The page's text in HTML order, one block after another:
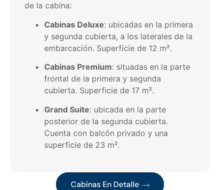
de la cabina:
Cabinas Deluxe: ubicadas en la primera
y segunda cubierta, a los laterales de la
embarcación. Superficie de 12 m².
Cabinas Premium: situadas en la parte
frontal de la primera y segunda
cubierta. Superficie de 17 m².
Grand Suite: ubicada en la parte
posterior de la segunda cubierta.
Cuenta con balcón privado y una
superficie de 23 m².
Cabinas En Detalle